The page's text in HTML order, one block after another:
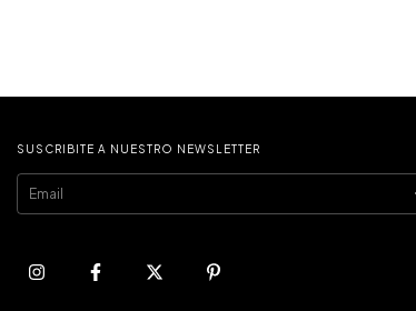
SUSCRIBITE A NUESTRO NEWSLETTER